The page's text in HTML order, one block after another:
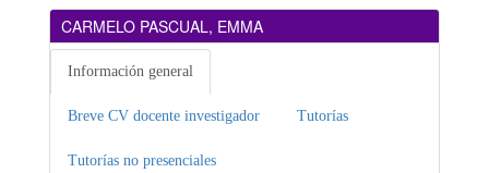
CARMELO PASCUAL, EMMA
Información general
Breve CV docente investigador Tutorías
Tutorías no presenciales